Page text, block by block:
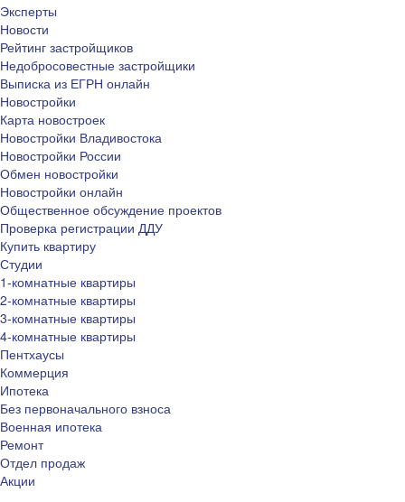
Эксперты
Новости
Рейтинг застройщиков
Недобросовестные застройщики
Выписка из ЕГРН онлайн
Новостройки
Карта новостроек
Новостройки Владивостока
Новостройки России
Обмен новостройки
Новостройки онлайн
Общественное обсуждение проектов
Проверка регистрации ДДУ
Купить квартиру
Студии
1-комнатные квартиры
2-комнатные квартиры
3-комнатные квартиры
4-комнатные квартиры
Пентхаусы
Коммерция
Ипотека
Без первоначального взноса
Военная ипотека
Ремонт
Отдел продаж
Акции